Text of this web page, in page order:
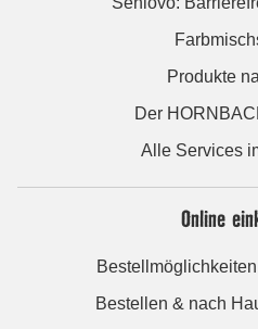
Produkte
Der
Alle Services
Online
Bestellen & nach